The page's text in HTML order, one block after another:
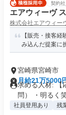
契約社
エアウィーヴ
株式会社エアウィー
【販売・接客
み込んだ提案に
宮崎県宮崎市
月給21万5000
求める人材: 【
問） ・明るく
社員登用あり 残